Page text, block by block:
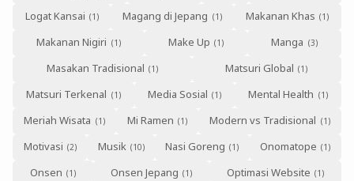
Logat Kansai
Magang di Jepang
Makanan Khas
Makanan Nigiri
Make Up
Manga
Masakan Tradisional
Matsuri Global
Matsuri Terkenal
Media Sosial
Mental Health
Meriah Wisata
Mi Ramen
Modern vs Tradisional
Motivasi
Musik Nasi Goreng
Onomatope
Onsen
Onsen Jepang
Optimasi Website